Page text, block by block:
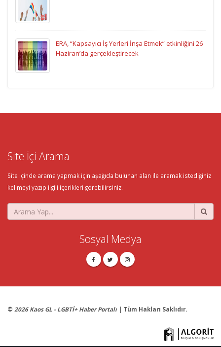
ERA, “Kapsayıcı İş Yerleri İnşa Etmek” etkinliğini 26
Haziran’da gerçekleştirecek
Site İçi Arama
Site içinde arama yapmak için aşağıda bulunan alan ile aramak istediğiniz
kelimeyi yazıp ilgili içerikleri görebilirsiniz.
Sosyal Medya
© 2026 Kaos GL - LGBTİ+ Haber Portalı | Tüm Hakları Saklıdır.